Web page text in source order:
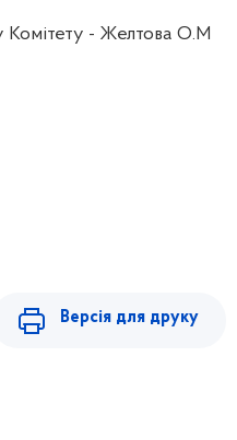
Комітету - Желтова О.М
Версія для друку